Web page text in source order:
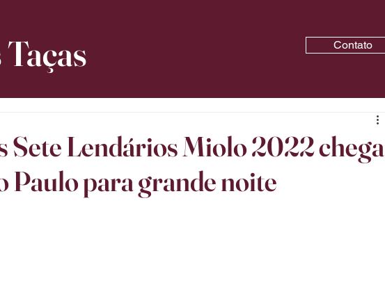
Contato
Sete Lendários Miolo 2022 chega
Paulo para grande noite